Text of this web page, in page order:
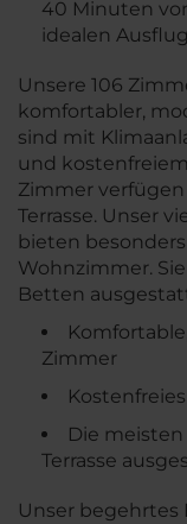
40 Minuten
idealen
Unsere 106
komfortabler,
sind mit
und
Zimmer
Terrasse. Unser
bieten
Wohnzimmer.
Betten
Zimmer
Die
Terrasse
Unser